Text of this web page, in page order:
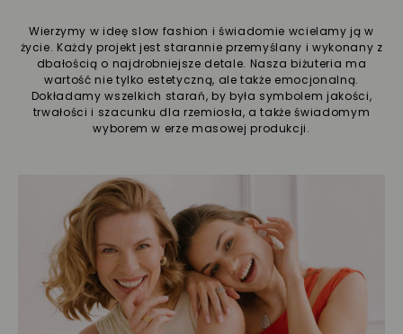
Wierzymy w ideę slow fashion i świadomie wcielamy ją w
życie. Każdy projekt jest starannie przemyślany i wykonany z
dbałością o najdrobniejsze detale. Nasza biżuteria ma
wartość nie tylko estetyczną, ale także emocjonalną.
Dokładamy wszelkich starań, by była symbolem jakości,
trwałości i szacunku dla rzemiosła, a także świadomym
wyborem w erze masowej produkcji.